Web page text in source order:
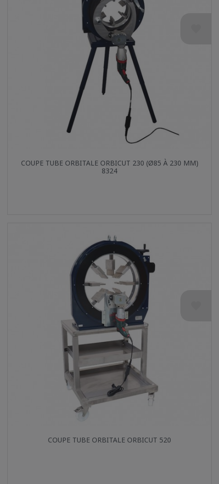
Aperçu rapide
COUPE TUBE ORBITALE ORBICUT 230 (Ø85 À 230 MM)
8324
Aperçu rapide
COUPE TUBE ORBITALE ORBICUT 520